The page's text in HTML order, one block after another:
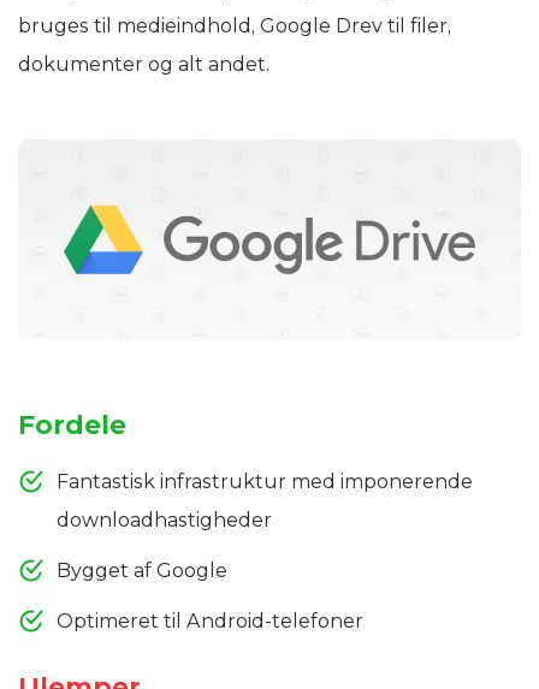
bruges til medieindhold, Google Drev til filer,
dokumenter og alt andet.
Fordele
Fantastisk infrastruktur med imponerende
downloadhastigheder
Bygget af Google
Optimeret til Android-telefoner